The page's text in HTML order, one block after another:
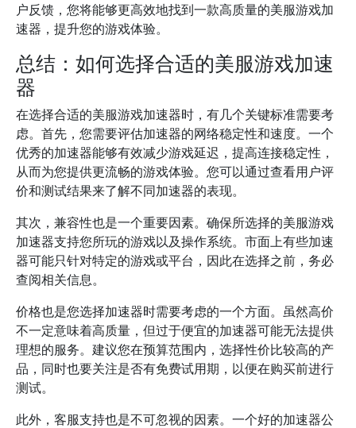
户反馈，您将能够更高效地找到一款高质量的美服游戏加
速器，提升您的游戏体验。
总结：如何选择合适的美服游戏加速
器
在选择合适的美服游戏加速器时，有几个关键标准需要考
虑。首先，您需要评估加速器的网络稳定性和速度。一个
优秀的加速器能够有效减少游戏延迟，提高连接稳定性，
从而为您提供更流畅的游戏体验。您可以通过查看用户评
价和测试结果来了解不同加速器的表现。
其次，兼容性也是一个重要因素。确保所选择的美服游戏
加速器支持您所玩的游戏以及操作系统。市面上有些加速
器可能只针对特定的游戏或平台，因此在选择之前，务必
查阅相关信息。
价格也是您选择加速器时需要考虑的一个方面。虽然高价
不一定意味着高质量，但过于便宜的加速器可能无法提供
理想的服务。建议您在预算范围内，选择性价比较高的产
品，同时也要关注是否有免费试用期，以便在购买前进行
测试。
此外，客服支持也是不可忽视的因素。一个好的加速器公